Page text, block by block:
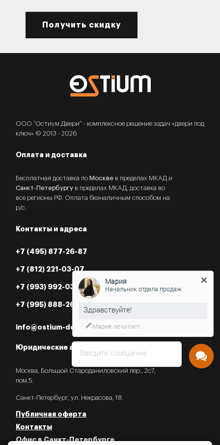
Получить скидку
ООО “Остиум Двери” - комплексное решение задач «двери под
ключ» © 2013 - 2026
Оплата и доставка
Бесплатная доставка по Москве в пределах МКАД и
Санкт-Петербургу в пределах МКАД, доставка во
все регионы РФ. Оплата безналичным способом на
р/с.
Контакты и адреса
+7 (495) 877-26-87
+7 (812) 221-03-07
+7 (993) 992-03-07
+7 (995) 888-26-87
info@ostium-doors.ru
Юридические адреса в РФ
Москва, Большой Староданиловский пер., 2с7,
пом.5.
Санкт-Петербург, ул. Некрасова, 18.
Публичная оферта
Контакты
Офис в Санкт-Петербурге
Введите сообщение
Мария
Начальник отдела продаж